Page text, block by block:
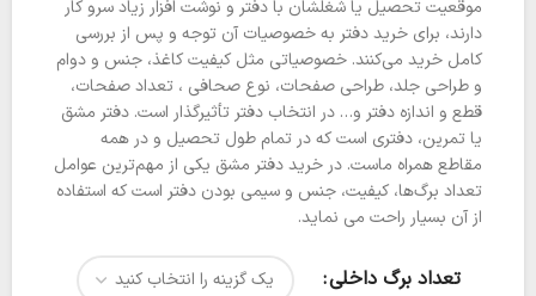
موقعیت تحصیل یا شغلشان با دفتر و نوشت ‌افزار زیاد سرو کار
دارند، برای خرید دفتر به خصوصیات آن توجه و پس از بررسی
کامل خرید می‌کنند. خصوصیاتی مثل کیفیت کاغذ، جنس و دوام
و طراحی جلد، طراحی صفحات، نوع صحافی ، تعداد صفحات،
قطع و اندازه دفتر و… در انتخاب دفتر تأثیرگذار است. دفتر مشق
یا تمرین، دفتری است که در تمام طول تحصیل و در همه
مقاطع همراه ماست. در خرید دفتر مشق یکی از مهم‌ترین عوامل
تعداد برگ‌ها، کیفیت، جنس و سیمی بودن دفتر است که استفاده
از آن بسیار راحت می نماید.
تعداد برگ داخلی